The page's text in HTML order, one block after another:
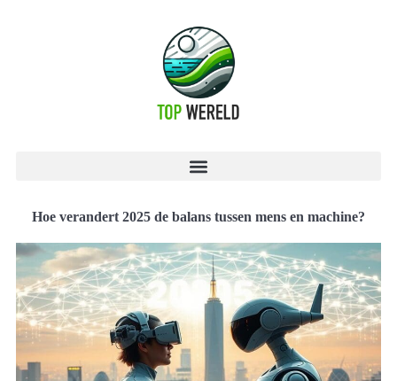
Hoe verandert 2025 de balans tussen mens en machine?